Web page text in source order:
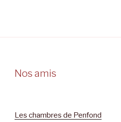
Nos amis
Les chambres de Penfond